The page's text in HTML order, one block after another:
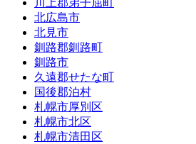
川上郡弟子屈町
北広島市
北見市
釧路郡釧路町
釧路市
久遠郡せたな町
国後郡泊村
札幌市厚別区
札幌市北区
札幌市清田区